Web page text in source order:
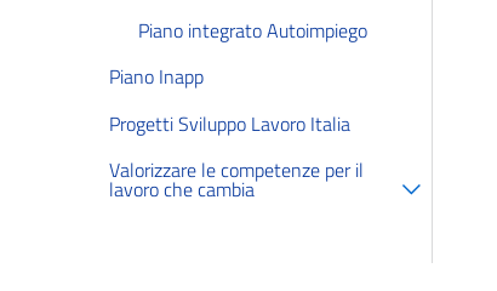
Piano integrato Autoimpiego
Piano Inapp
Progetti Sviluppo Lavoro Italia
Valorizzare le competenze per il
lavoro che cambia